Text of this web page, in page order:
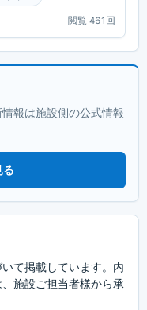
閲覧 461 回
報は施設側の公式情報
る
て掲載しています。内
施設ご担当者様から承